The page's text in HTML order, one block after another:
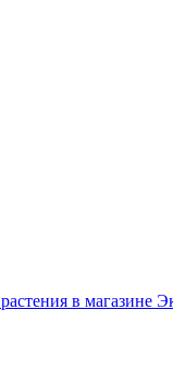
в магазине